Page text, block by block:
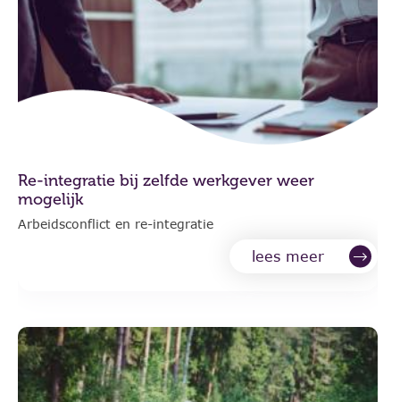
Re-integratie bij zelfde werkgever weer
mogelijk
Arbeidsconflict en re-integratie
lees meer